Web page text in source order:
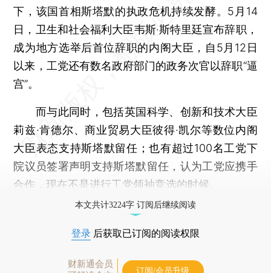
下，该国首相斯塔默的执政危机持续发酵。5月14
日，卫生和社会福利大臣韦斯·斯特里廷宣布辞职，
成为地方选举后首位辞职的内阁大臣，自5月12日
以来，工党还有数名政府部门的政务次官以辞职“逼
宫”。
而与此同时，包括英国科学、创新和技术大臣
莉兹·肯德尔、商业贸易大臣彼得·凯尔等数位内阁
大臣表态支持斯塔默留任；也有超过100名工党下
院议员签署声明支持斯塔默留任，认为工党应携手
合作，现在不是进行工党领袖竞选的时候。
本文共计3224字 订阅后继续阅读
登录 后获取已订阅的阅读权限
财新通会员
订阅/会员升级